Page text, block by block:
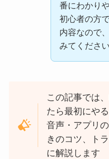
番にわかり
初心者の方
内容なので
みてください
この記事では
たら最初にや
音声・アプリ
きのコツ、ト
に解説します